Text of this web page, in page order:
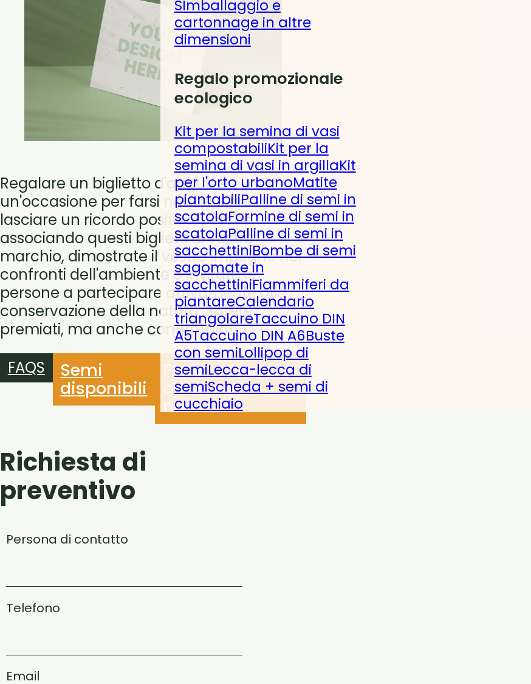
SImballaggio e
cartonnage in altre
dimensioni
Regalo promozionale
ecologico
Kit per la semina di vasi
compostabiliKit per la
semina di vasi in argillaKit
per l'orto urbanoMatite
piantabiliPalline di semi in
scatolaFormine di semi in
scatolaPalline di semi in
sacchettiniBombe di semi
sagomate in
sacchettiniFiammiferi da
piantareCalendario
triangolareTaccuino DIN
A5Taccuino DIN A6Buste
con semiLollipop di
semiLecca-lecca di
semiScheda + semi di
cucchiaio
Regalare un biglietto d'auguri è
un'occasione per farsi notare e per
lasciare un ricordo positivo, perché
associando questi biglietti al vostro
marchio, dimostrate il vostro impegno nei
confronti dell'ambiente e invitate le
persone a partecipare attivamente alla
conservazione della natura. Sarete
premiati, ma anche congratulati.
FAQS
Semi
disponibili
Preferisce che la
chiamiamo
noi?
Richiesta di
preventivo
Persona di contatto
Telefono
Email